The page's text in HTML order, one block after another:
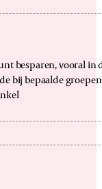
besparen, vooral in
bij bepaalde groepen